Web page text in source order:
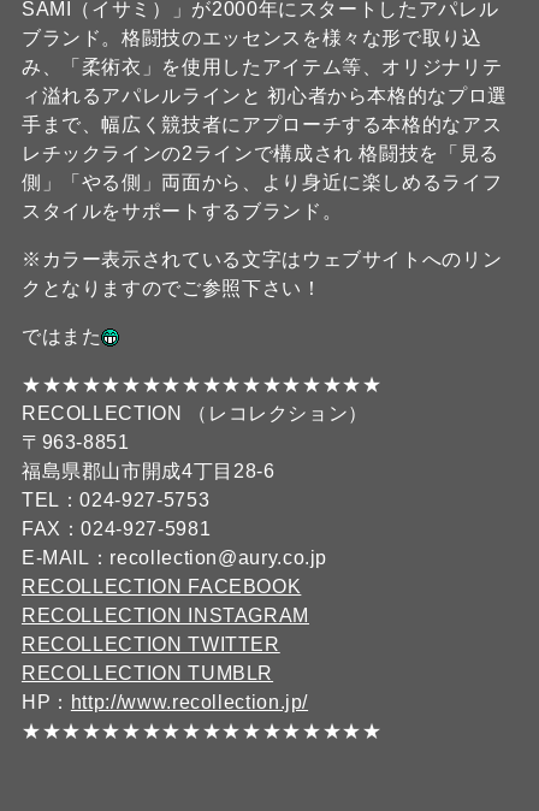
SAMI（イサミ）」が2000年にスタートしたアパレル
ブランド。格闘技のエッセンスを様々な形で取り込
み、「柔術衣」を使用したアイテム等、オリジナリテ
ィ溢れるアパレルラインと 初心者から本格的なプロ選
手まで、幅広く競技者にアプローチする本格的なアス
レチックラインの2ラインで構成され 格闘技を「見る
側」「やる側」両面から、より身近に楽しめるライフ
スタイルをサポートするブランド。
※カラー表示されている文字はウェブサイトへのリン
クとなりますのでご参照下さい！
ではまた
★★★★★★★★★★★★★★★★★★
RECOLLECTION （レコレクション）
〒963-8851
福島県郡山市開成4丁目28-6
TEL：024-927-5753
FAX：024-927-5981
E-MAIL：recollection@aury.co.jp
RECOLLECTION FACEBOOK
RECOLLECTION INSTAGRAM
RECOLLECTION TWITTER
RECOLLECTION TUMBLR
HP： http://www.recollection.jp/
★★★★★★★★★★★★★★★★★★